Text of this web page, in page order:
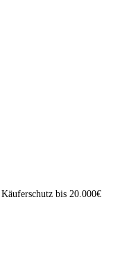
Käuferschutz bis 20.000€